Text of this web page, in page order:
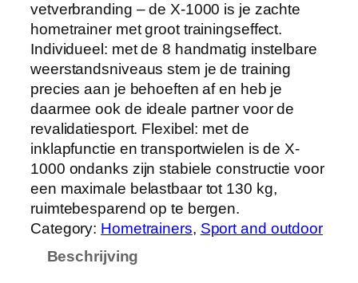
vetverbranding – de X-1000 is je zachte
hometrainer met groot trainingseffect.
Individueel: met de 8 handmatig instelbare
weerstandsniveaus stem je de training
precies aan je behoeften af en heb je
daarmee ook de ideale partner voor de
revalidatiesport. Flexibel: met de
inklapfunctie en transportwielen is de X-
1000 ondanks zijn stabiele constructie voor
een maximale belastbaar tot 130 kg,
ruimtebesparend op te bergen.
Category: Hometrainers, Sport and outdoor
Beschrijving